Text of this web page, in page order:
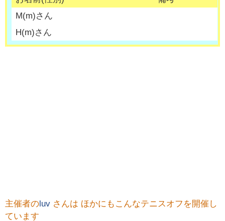
M(m)さん
H(m)さん
主催者の luv さんは ほかにもこんなテニスオフを開催し
ています